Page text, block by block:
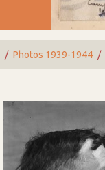
Photos 1939-1944